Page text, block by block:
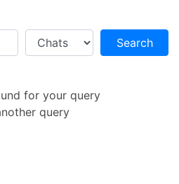
Search
for your query
query